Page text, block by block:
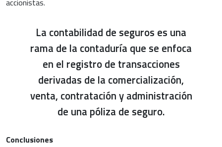
La contabilidad de seguros es una
rama de la contaduría que se enfoca
en el registro de transacciones
derivadas de la comercialización,
venta, contratación y administración
de una póliza de seguro.
Conclusiones